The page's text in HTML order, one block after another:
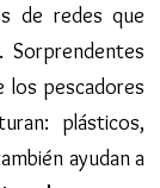
de redes que
los pescadores
plásticos,
ayudan a